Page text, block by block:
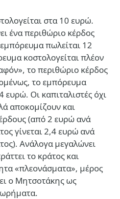
στα 10 ευρώ.
ένα περιθώριο κέρδος
πωλείται 12
κοστολογείται πλέον
το περιθώριο κέρδος
το εμπόρευμα
ευρώ. Οι καπιταλιστές όχι
αποκομίζουν και
(από 2 ευρώ ανά
γίνεται 2,4 ευρώ ανά
Ανάλογα μεγαλώνει
το κράτος και
«πλεονάσματα», μέρος
ο Μητσοτάκης ως